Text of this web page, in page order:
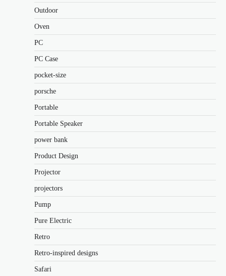
Outdoor
Oven
PC
PC Case
pocket-size
porsche
Portable
Portable Speaker
power bank
Product Design
Projector
projectors
Pump
Pure Electric
Retro
Retro-inspired designs
Safari